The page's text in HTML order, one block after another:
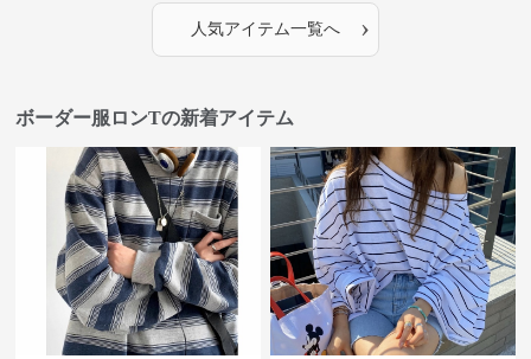
人気アイテム一覧へ ›
ボーダー服ロンTの新着アイテム